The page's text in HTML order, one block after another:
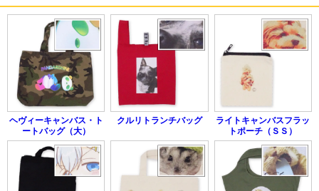
ヘヴィーキャンバス・ト
ートバッグ（大）
クルリトランチバッグ
ライトキャンバスフラッ
トポーチ（ＳＳ）